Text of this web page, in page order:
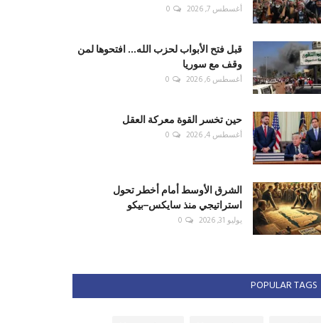
أغسطس 7, 2026 0
قبل فتح الأبواب لحزب الله... افتحوها لمن
وقف مع سوريا
أغسطس 6, 2026 0
حين تخسر القوة معركة العقل
أغسطس 4, 2026 0
الشرق الأوسط أمام أخطر تحول
استراتيجي منذ سايكس–بيكو
يوليو 31, 2026 0
POPULAR TAGS